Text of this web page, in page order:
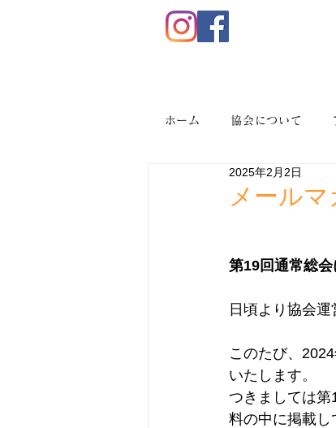
ホーム 協会について
メールマ
2025年2月2日
第19回通常総
日頃より協会
このたび、
いたします。
つきましては第
料の中に掲載し